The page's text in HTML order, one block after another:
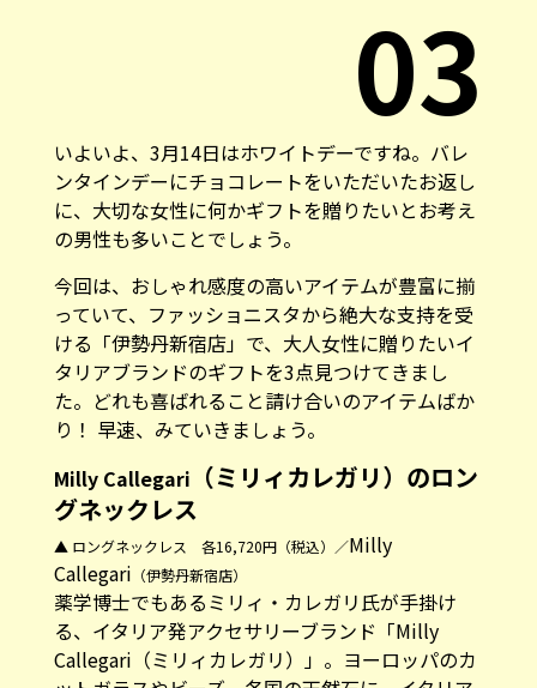
03
いよいよ、3月14日はホワイトデーですね。バレ
ンタインデーにチョコレートをいただいたお返し
に、大切な女性に何かギフトを贈りたいとお考え
の男性も多いことでしょう。
今回は、おしゃれ感度の高いアイテムが豊富に揃
っていて、ファッショニスタから絶大な支持を受
ける「伊勢丹新宿店」で、大人女性に贈りたいイ
タリアブランドのギフトを3点見つけてきまし
た。どれも喜ばれること請け合いのアイテムばか
り！ 早速、みていきましょう。
Milly Callegari （ミリィカレガリ）のロン
グネックレス
▲ ロングネックレス 各16,720円（税込）／Milly
Callegari （伊勢丹新宿店）
薬学博士でもあるミリィ・カレガリ氏が手掛け
る、イタリア発アクセサリーブランド「Milly
Callegari （ミリィカレガリ）」。ヨーロッパのカ